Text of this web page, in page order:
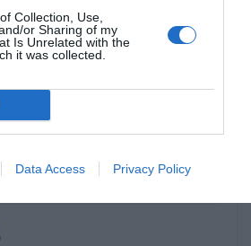
Collection, Use,
or Sharing of my
Is Unrelated with the
it was collected.
Data Access Privacy Policy
οτι Να ναι
οτι δεν λειτουργούν τα
πληρωμένο το χεις
ξέρεις να οδηγας χωρίς
τρεχουν δεν παίζει ρόλο ε....